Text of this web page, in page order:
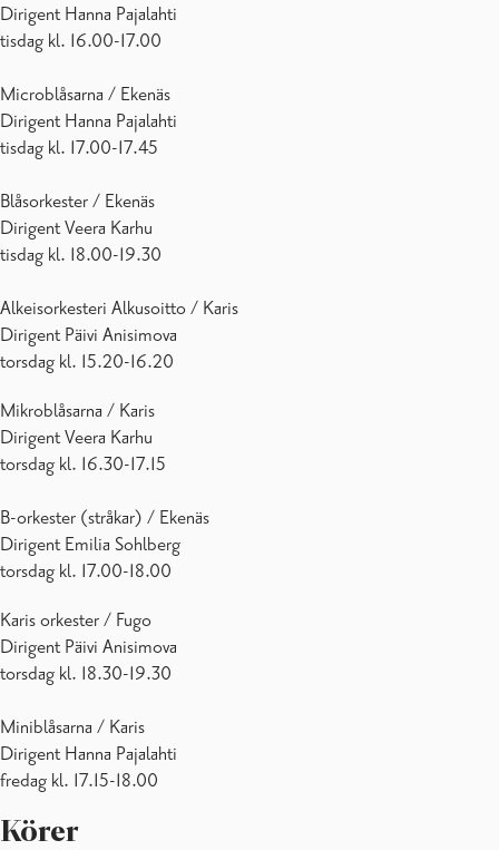
Dirigent Hanna Pajalahti
tisdag kl. 16.00-17.00
Microblåsarna / Ekenäs
Dirigent Hanna Pajalahti
tisdag kl. 17.00-17.45
Blåsorkester / Ekenäs
Dirigent Veera Karhu
tisdag kl. 18.00-19.30
Alkeisorkesteri Alkusoitto / Karis
Dirigent Päivi Anisimova
torsdag kl. 15.20-16.20
Mikroblåsarna / Karis
Dirigent Veera Karhu
torsdag kl. 16.30-17.15
B-orkester (stråkar) / Ekenäs
Dirigent Emilia Sohlberg
torsdag kl. 17.00-18.00
Karis orkester / Fugo
Dirigent Päivi Anisimova
torsdag kl. 18.30-19.30
Miniblåsarna / Karis
Dirigent Hanna Pajalahti
fredag kl. 17.15-18.00
Körer